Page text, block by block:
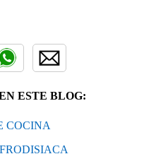
ESTE BLOG:
COCINA